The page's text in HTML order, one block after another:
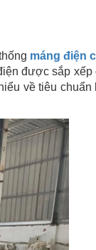
máng điện
được sắp xếp
về tiêu chuẩn